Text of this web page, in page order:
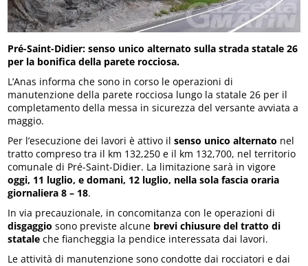
Pré-Saint-Didier: senso unico alternato sulla strada statale 26
per la bonifica della parete rocciosa.
L’Anas informa che sono in corso le operazioni di
manutenzione della parete rocciosa lungo la statale 26 per il
completamento della messa in sicurezza del versante avviata a
maggio.
Per l’esecuzione dei lavori è attivo ilsenso unico alternato nel
tratto compreso tra il km 132,250 e il km 132,700, nel territorio
comunale di Pré-Saint-Didier. La limitazione sarà in vigore
oggi, 11 luglio, e domani, 12 luglio, nella sola fascia oraria
giornaliera 8 – 18.
In via precauzionale, in concomitanza con le operazioni di
disgaggio sono previste alcune brevi chiusure del tratto di
statale che fiancheggia la pendice interessata dai lavori.
Le attività di manutenzione sono condotte dai rocciatori e dai